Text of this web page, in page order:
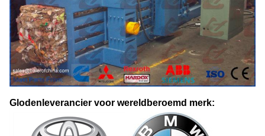
Glodenleverancier voor wereldberoemd merk: